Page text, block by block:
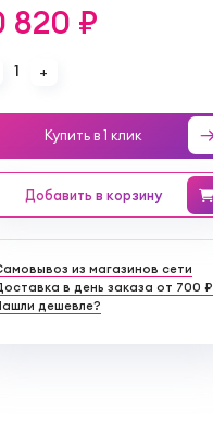
820 ₽
1 +
Купить в 1 клик
Добавить в корзину
из магазинов сети
в день заказа от 700 ₽
дешевле?